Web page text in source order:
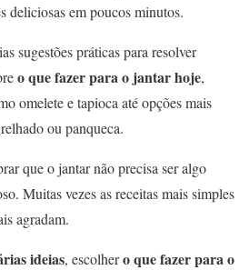
deliciosas em poucos minutos.
sugestões práticas para resolver
o que fazer para o jantar hoje,
omelete e tapioca até opções mais
ou panqueca.
que o jantar não precisa ser algo
Muitas vezes as receitas mais simples
agradam.
ideias, escolhero que fazer para o